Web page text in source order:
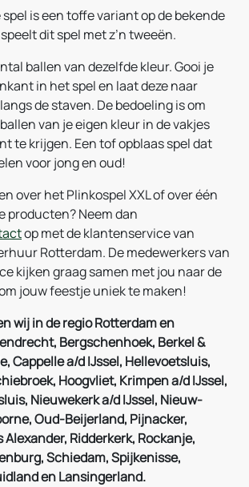
is een toffe variant op de bekende
dit spel met z’n tweeën.
ballen van dezelfde kleur. Gooi je
in het spel en laat deze naar
de staven. De bedoeling is om
van je eigen kleur in de vakjes
te krijgen. Een tof opblaas spel dat
voor jong en oud!
over het Plinkospel XXL of over één
producten? Neem dan
op met de klantenservice van
Rotterdam. De medewerkers van
kijken graag samen met jou naar de
jouw feestje uniek te maken!
wij in de regio Rotterdam en
Bergschenhoek, Berkel &
Cappelle a/d IJssel, Hellevoetsluis,
Hoogvliet, Krimpen a/d IJssel,
Nieuwekerk a/d IJssel, Nieuw-
Oud-Beijerland, Pijnacker,
Ridderkerk, Rockanje,
Schiedam, Spijkenisse,
en Lansingerland.